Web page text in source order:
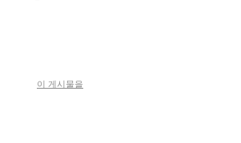
이 게시물을